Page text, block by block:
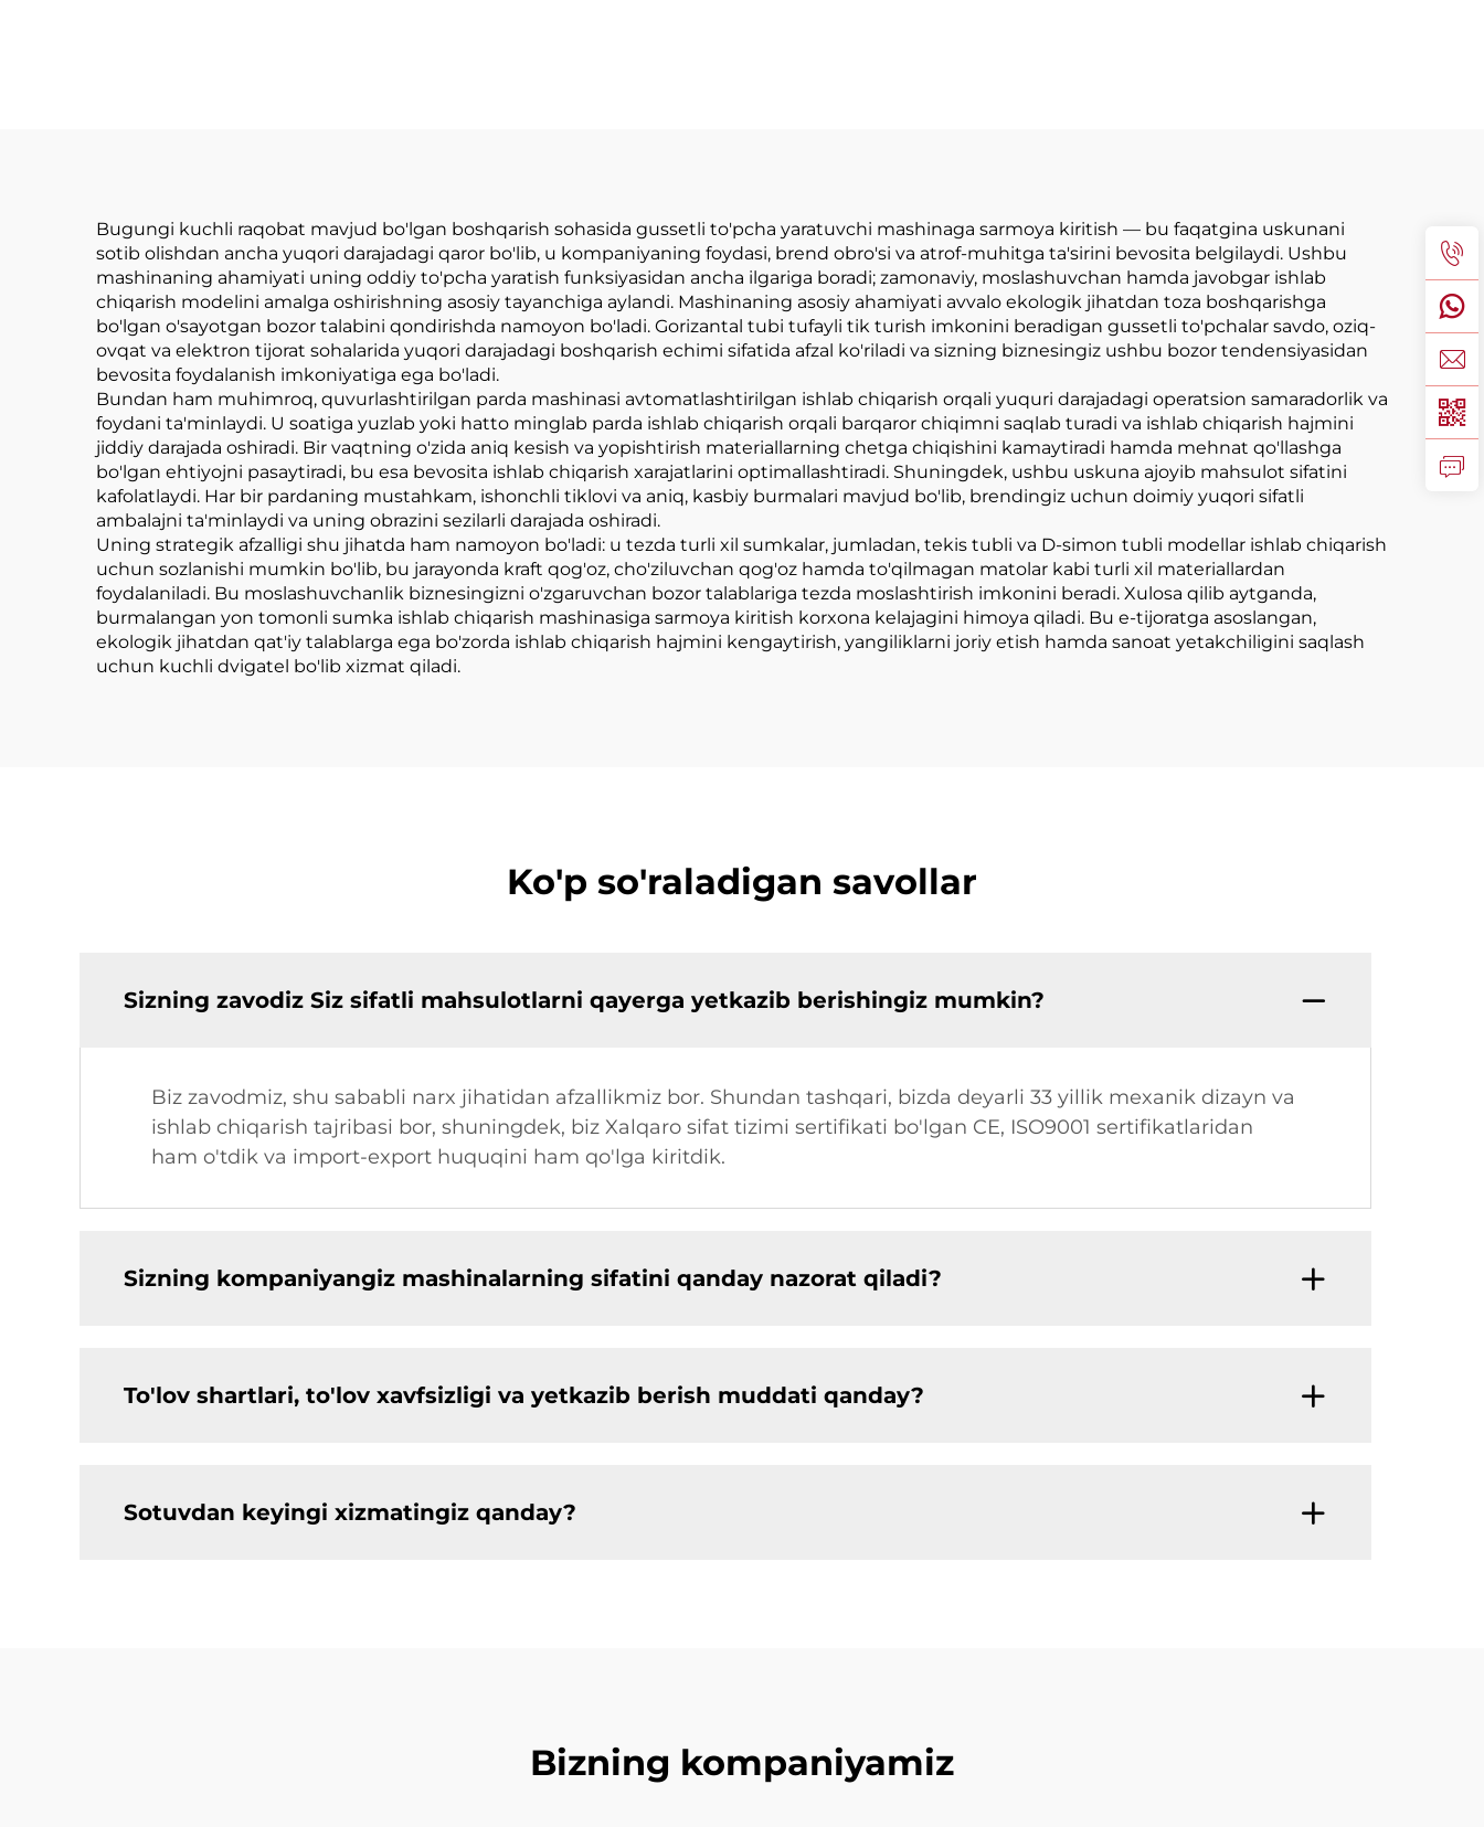
Bugungi kuchli raqobat mavjud bo'lgan boshqarish sohasida gussetli to'pcha yaratuvchi mashinaga sarmoya kiritish — bu faqatgina uskunani
sotib olishdan ancha yuqori darajadagi qaror bo'lib, u kompaniyaning foydasi, brend obro'si va atrof-muhitga ta'sirini bevosita belgilaydi. Ushbu
mashinaning ahamiyati uning oddiy to'pcha yaratish funksiyasidan ancha ilgariga boradi; zamonaviy, moslashuvchan hamda javobgar ishlab
chiqarish modelini amalga oshirishning asosiy tayanchiga aylandi. Mashinaning asosiy ahamiyati avvalo ekologik jihatdan toza boshqarishga
bo'lgan o'sayotgan bozor talabini qondirishda namoyon bo'ladi. Gorizantal tubi tufayli tik turish imkonini beradigan gussetli to'pchalar savdo, oziq-
ovqat va elektron tijorat sohalarida yuqori darajadagi boshqarish echimi sifatida afzal ko'riladi va sizning biznesingiz ushbu bozor tendensiyasidan
bevosita foydalanish imkoniyatiga ega bo'ladi.
Bundan ham muhimroq, quvurlashtirilgan parda mashinasi avtomatlashtirilgan ishlab chiqarish orqali yuquri darajadagi operatsion samaradorlik va
foydani ta'minlaydi. U soatiga yuzlab yoki hatto minglab parda ishlab chiqarish orqali barqaror chiqimni saqlab turadi va ishlab chiqarish hajmini
jiddiy darajada oshiradi. Bir vaqtning o'zida aniq kesish va yopishtirish materiallarning chetga chiqishini kamaytiradi hamda mehnat qo'llashga
bo'lgan ehtiyojni pasaytiradi, bu esa bevosita ishlab chiqarish xarajatlarini optimallashtiradi. Shuningdek, ushbu uskuna ajoyib mahsulot sifatini
kafolatlaydi. Har bir pardaning mustahkam, ishonchli tiklovi va aniq, kasbiy burmalari mavjud bo'lib, brendingiz uchun doimiy yuqori sifatli
ambalajni ta'minlaydi va uning obrazini sezilarli darajada oshiradi.
Uning strategik afzalligi shu jihatda ham namoyon bo'ladi: u tezda turli xil sumkalar, jumladan, tekis tubli va D-simon tubli modellar ishlab chiqarish
uchun sozlanishi mumkin bo'lib, bu jarayonda kraft qog'oz, cho'ziluvchan qog'oz hamda to'qilmagan matolar kabi turli xil materiallardan
foydalaniladi. Bu moslashuvchanlik biznesingizni o'zgaruvchan bozor talablariga tezda moslashtirish imkonini beradi. Xulosa qilib aytganda,
burmalangan yon tomonli sumka ishlab chiqarish mashinasiga sarmoya kiritish korxona kelajagini himoya qiladi. Bu e-tijoratga asoslangan,
ekologik jihatdan qat'iy talablarga ega bo'zorda ishlab chiqarish hajmini kengaytirish, yangiliklarni joriy etish hamda sanoat yetakchiligini saqlash
uchun kuchli dvigatel bo'lib xizmat qiladi.
Ko'p so'raladigan savollar
Sizning zavodiz Siz sifatli mahsulotlarni qayerga yetkazib berishingiz mumkin?
Biz zavodmiz, shu sababli narx jihatidan afzallikmiz bor. Shundan tashqari, bizda deyarli 33 yillik mexanik dizayn va
ishlab chiqarish tajribasi bor, shuningdek, biz Xalqaro sifat tizimi sertifikati bo'lgan CE, ISO9001 sertifikatlaridan
ham o'tdik va import-export huquqini ham qo'lga kiritdik.
Sizning kompaniyangiz mashinalarning sifatini qanday nazorat qiladi?
To'lov shartlari, to'lov xavfsizligi va yetkazib berish muddati qanday?
Sotuvdan keyingi xizmatingiz qanday?
Bizning kompaniyamiz